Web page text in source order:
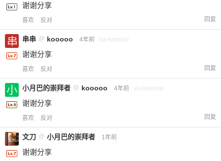
谢谢分享
喜欢 反对 回复
串串 @ kooooo 4年前 via Android
谢谢分享
喜欢 反对 回复
小月巴的崇拜者 @ kooooo 4年前 via Android
谢谢分享
喜欢 反对 回复
文刀 @ 小月巴的崇拜者 1年前
谢谢分享